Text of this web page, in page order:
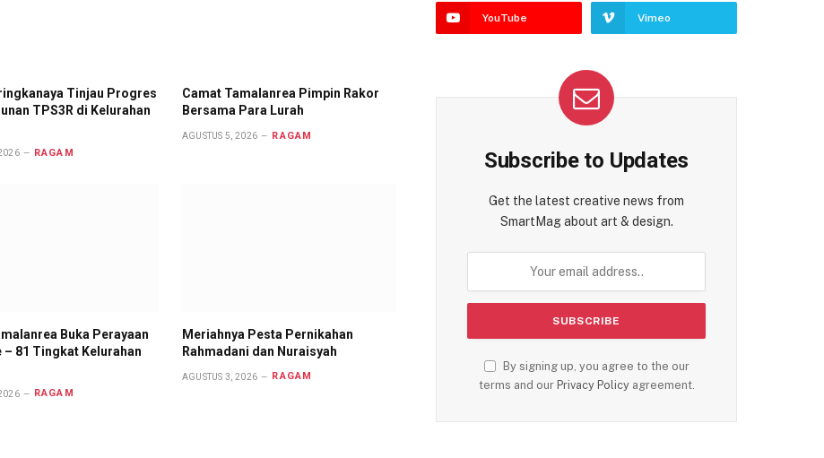
Tinjau Progres
TPS3R di Kelurahan
RAGAM
Camat Tamalanrea Pimpin Rakor
Bersama Para Lurah
AGUSTUS 5, 2026 RAGAM
Buka Perayaan
– 81 Tingkat Kelurahan
RAGAM
Meriahnya Pesta Pernikahan
Rahmadani dan Nuraisyah
AGUSTUS 3, 2026 RAGAM
YouTube Vimeo
Subscribe to Updates
Get the latest creative news from
SmartMag about art & design.
By signing up, you agree to the our
terms and our Privacy Policyagreement.